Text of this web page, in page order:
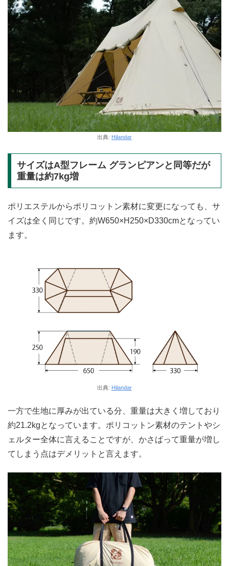
出典: Hilandar
サイズはA型フレーム グランピアンと同等だが
重量は約7kg増
ポリエステルからポリコットン素材に変更になっても、サ
イズは全く同じです。約W650×H250×D330cmとなってい
ます。
出典: Hilandar
一方で生地に厚みが出ている分、重量は大きく増しており
約21.2kgとなっています。ポリコットン素材のテントやシ
ェルター全体に言えることですが、かさばって重量が増し
てしまう点はデメリットと言えます。